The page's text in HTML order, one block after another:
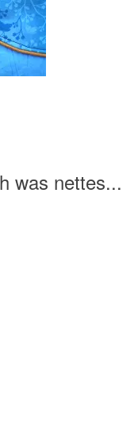
was nettes...